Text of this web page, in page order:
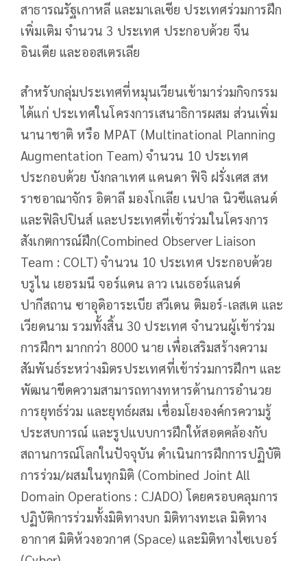
สาธารณรัฐเกาหลี และมาเลเซีย ประเทศร่วมการฝึก
เพิ่มเติม จำนวน 3 ประเทศ ประกอบด้วย จีน
อินเดีย และออสเตรเลีย
สำหรับกลุ่มประเทศที่หมุนเวียนเข้ามาร่วมกิจกรรม
ได้แก่ ประเทศในโครงการเสนาธิการผสม ส่วนเพิ่ม
นานาชาติ หรือ MPAT (Multinational Planning
Augmentation Team) จำนวน 10 ประเทศ
ประกอบด้วย บังกลาเทศ แคนดา ฟิจิ ฝรั่งเศส สห
ราชอาณาจักร อิตาลี มองโกเลีย เนปาล นิวซีแลนด์
และฟิลิปปินส์ และประเทศที่เข้าร่วมในโครงการ
สังเกตการณ์ฝึก(Combined Observer Liaison
Team : COLT) จำนวน 10 ประเทศ ประกอบด้วย
บรูไน เยอรมนี จอร์แดน ลาว เนเธอร์แลนด์
ปากีสถาน ซาอุดิอาระเบีย สวีเดน ติมอร์-เลสเต และ
เวียดนาม รวมทั้งสิ้น 30 ประเทศ จำนวนผู้เข้าร่วม
การฝึกฯ มากกว่า 8000 นาย เพื่อเสริมสร้างความ
สัมพันธ์ระหว่างมิตรประเทศที่เข้าร่วมการฝึกฯ และ
พัฒนาขีดความสามารถทางทหารด้านการอำนวย
การยุทธ์ร่วม และยุทธ์ผสม เชื่อมโยงองค์กรความรู้
ประสบการณ์ และรูปแบบการฝึกให้สอดคล้องกับ
สถานการณ์โลกในปัจจุบัน ดำเนินการฝึกการปฏิบัติ
การร่วม/ผสมในทุกมิติ (Combined Joint All
Domain Operations : CJADO) โดยครอบคลุมการ
ปฏิบัติการร่วมทั้งมิติทางบก มิติทางทะเล มิติทาง
อากาศ มิติห้วงอวกาศ (Space) และมิติทางไซเบอร์